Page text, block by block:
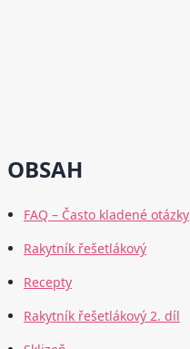
OBSAH
FAQ – Často kladené otázky
Rakytník řešetlákový
Recepty
Rakytník řešetlákový 2. díl